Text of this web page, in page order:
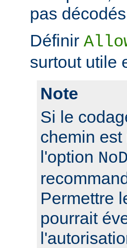
pas
Définir
surtout utile
Note
Si le
chemin
l'option
Permettre
pourrait